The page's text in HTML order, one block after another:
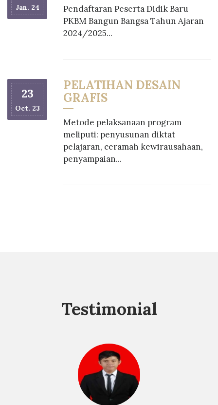
Jan. 24
Pendaftaran Peserta Didik Baru
PKBM Bangun Bangsa Tahun Ajaran
2024/2025...
23
Oct. 23
PELATIHAN DESAIN
GRAFIS
Metode pelaksanaan program
meliputi: penyusunan diktat
pelajaran, ceramah kewirausahaan,
penyampaian...
Testimonial